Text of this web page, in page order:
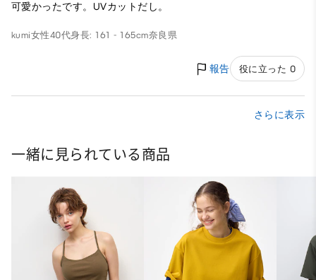
可愛かったです。UVカットだし。
kumi女性40代身長: 161 - 165cm奈良県
報告 役に立った 0
さらに表示
一緒に見られている商品